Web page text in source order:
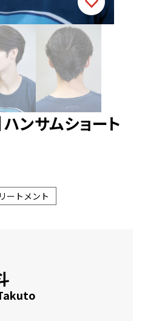
ハンサムショート
ートメント